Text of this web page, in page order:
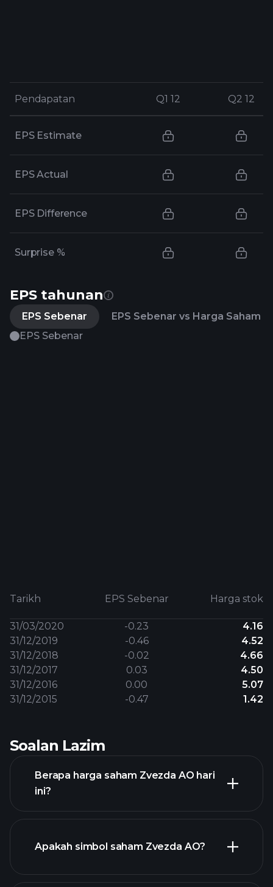
Pendapatan Q1 12 Q2 12
Pendapatan Q1 12 Q2 12
EPS Estimate
EPS Actual
EPS Difference
Surprise %
EPS tahunan
EPS Sebenar
EPS Sebenar vs Harga Saham
EPS Sebenar
Tarikh EPS Sebenar Harga stok
31/03/2020 -0.23
4.16
31/12/2019
-0.46
4.52
31/12/2018
-0.02
4.66
31/12/2017
0.03
4.50
31/12/2016
0.00
5.07
31/12/2015
-0.47 1.42
Soalan Lazim
Berapa harga saham Zvezda AO hari
ini?
grafik lanjutan
Apakah simbol saham Zvezda AO?